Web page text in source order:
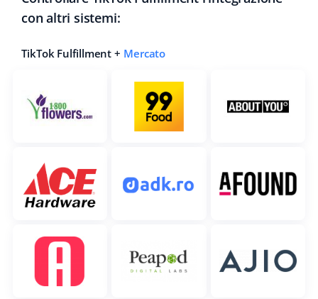
con altri sistemi:
TikTok Fulfillment + Mercato